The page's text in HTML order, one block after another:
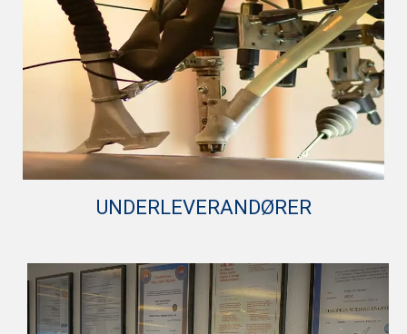
Vi fremstiller komponenter til blandt andet offshore,
maskin-, bygge- og vindmølleindustrien.
Vi har et omfattende WPQR og WPS program som
UNDERLEVERANDØRER